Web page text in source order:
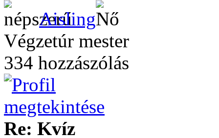
Aisling
Végzetúr mester
334 hozzászólás
Re: Kvíz